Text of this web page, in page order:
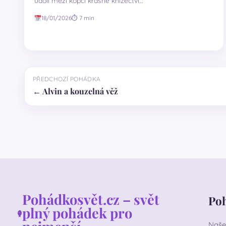
18/01/2026⏱ 7 min
PŘEDCHOZÍ POHÁDKA
← Alvin a kouzelná věž
Pohádkosvět.cz – svět
plný pohádek pro